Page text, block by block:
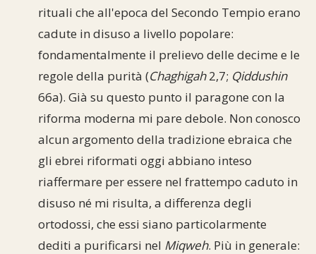
rituali che all'epoca del Secondo Tempio erano
cadute in disuso a livello popolare:
fondamentalmente il prelievo delle decime e le
regole della purità (Chaghigah2,7; Qiddushin
66a). Già su questo punto il paragone con la
riforma moderna mi pare debole. Non conosco
alcun argomento della tradizione ebraica che
gli ebrei riformati oggi abbiano inteso
riaffermare per essere nel frattempo caduto in
disuso né mi risulta, a differenza degli
ortodossi, che essi siano particolarmente
dediti a purificarsi nel Miqweh. Più in generale: